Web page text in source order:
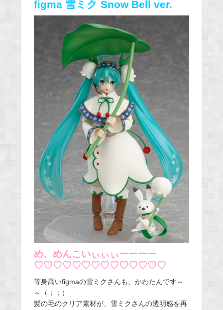
figma 雪ミク Snow Bell ver.
め、めんこいぃぃぃーーーー
♡♡♡♡♡♡♡♡♡♡♡♡♡♡
等身高いfigmaの雪ミクさんも、かわたんです～
～（；；）
髪の毛のクリア素材が、雪ミクさんの透明感を再